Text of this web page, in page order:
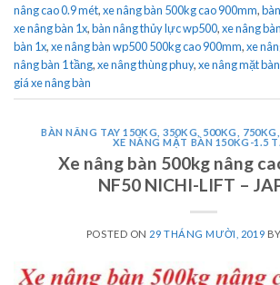
nâng cao 0.9 mét,xe nâng bàn 500kg cao 900mm,
xe nâng bàn 1x,bàn nâng thủy lực wp500,xe nâng
bàn 1x,xe nâng bàn wp500 500kg cao 900mm,xe
nâng bàn 1 tầng,xe nâng thùng phuy,xe nâng mặt
giá xe nâng bàn
BÀN NÂNG TAY 150KG, 350KG, 500KG,
XE NÂNG MẶT BÀN 150KG-1.5
Xe nâng bàn 500kg nâng
NF50 NICHI-LIFT –
POSTED ON 29 THÁNG MƯỜI, 2019